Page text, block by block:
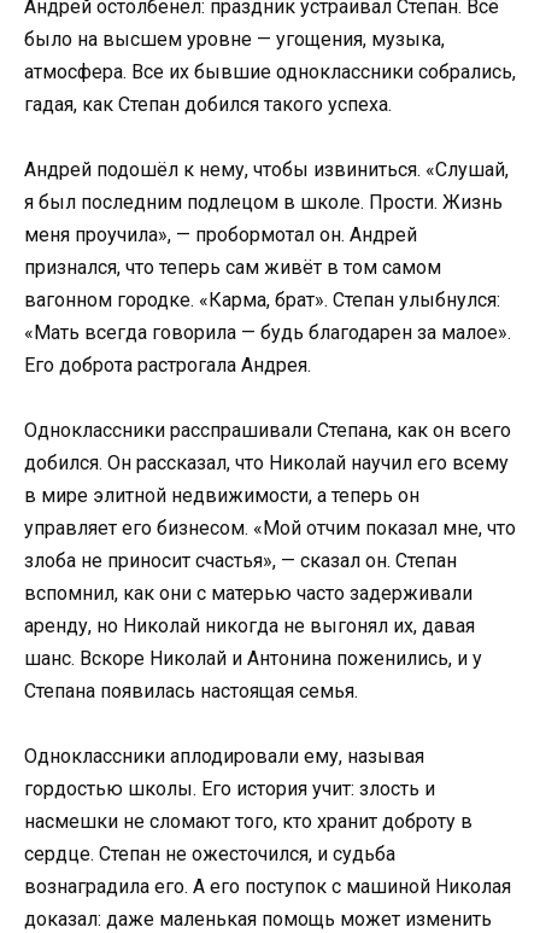
Андрей остолбенел: праздник устраивал Степан. Всё
было на высшем уровне — угощения, музыка,
атмосфера. Все их бывшие одноклассники собрались,
гадая, как Степан добился такого успеха.
Андрей подошёл к нему, чтобы извиниться. «Слушай,
я был последним подлецом в школе. Прости. Жизнь
меня проучила», — пробормотал он. Андрей
признался, что теперь сам живёт в том самом
вагонном городке. «Карма, брат». Степан улыбнулся:
«Мать всегда говорила — будь благодарен за малое».
Его доброта растрогала Андрея.
Одноклассники расспрашивали Степана, как он всего
добился. Он рассказал, что Николай научил его всему
в мире элитной недвижимости, а теперь он
управляет его бизнесом. «Мой отчим показал мне, что
злоба не приносит счастья», — сказал он. Степан
вспомнил, как они с матерью часто задерживали
аренду, но Николай никогда не выгонял их, давая
шанс. Вскоре Николай и Антонина поженились, и у
Степана появилась настоящая семья.
Одноклассники аплодировали ему, называя
гордостью школы. Его история учит: злость и
насмешки не сломают того, кто хранит доброту в
сердце. Степан не ожесточился, и судьба
вознаградила его. А его поступок с машиной Николая
доказал: даже маленькая помощь может изменить